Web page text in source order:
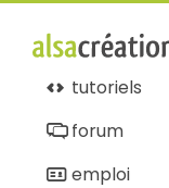
tutoriels
forum
emploi